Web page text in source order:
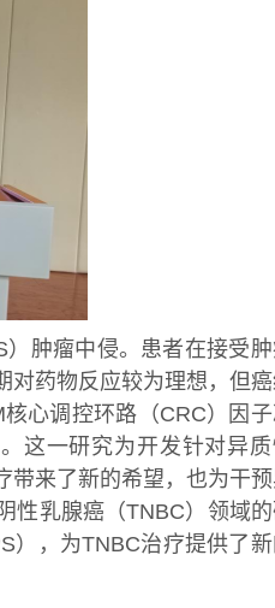
肿瘤中侵。患者在接受
对药物反应较为理想，但癌
心调控环路（CRC）因
这一研究为开发针对异质
带来了新的希望，也为干
性乳腺癌（TNBC）领域
），为TNBC治疗提供了